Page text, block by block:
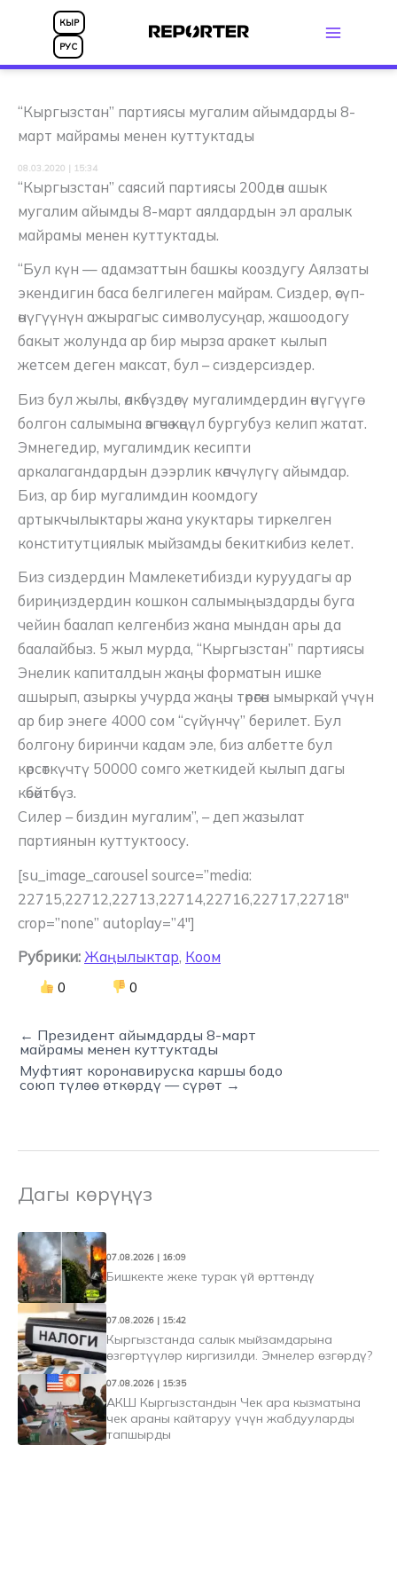
КЫР
РУС
“Кыргызстан” партиясы мугалим айымдарды 8-
март майрамы менен куттуктады
08.03.2020 | 15:34
“Кыргызстан” саясий партиясы 200дөн ашык
мугалим айымды 8-март аялдардын эл аралык
майрамы менен куттуктады.
“Бул күн — адамзаттын башкы кооздугу Аялзаты
экендигин баса белгилеген майрам. Сиздер, өсүп-
өнүгүүнүн ажырагыс символусуңар, жашоодогу
бакыт жолунда ар бир мырза аракет кылып
жетсем деген максат, бул – сиздерсиздер.
Биз бул жылы, өлкөбүздөгү мугалимдердин өнүгүүгө
болгон салымына өзгөчө көңүл бургубуз келип жатат.
Эмнегедир, мугалимдик кесипти
аркалагандардын дээрлик көпчүлүгү айымдар.
Биз, ар бир мугалимдин коомдогу
артыкчылыктары жана укуктары тиркелген
конститутциялык мыйзамды бекиткибиз келет.
Биз сиздердин Мамлекетибизди куруудагы ар
бириңиздердин кошкон салымыңыздарды буга
чейин баалап келгенбиз жана мындан ары да
баалайбыз. 5 жыл мурда, “Кыргызстан” партиясы
Энелик капиталдын жаңы форматын ишке
ашырып, азыркы учурда жаңы төрөгөн ымыркай үчүн
ар бир энеге 4000 сом “сүйүнчү” берилет. Бул
болгону биринчи кадам эле, биз албетте бул
көрсөткүчтү 50000 сомго жеткидей кылып дагы
көбөйтөбүз.
Силер – биздин мугалим”, – деп жазылат
партиянын куттуктоосу.
[su_image_carousel source=”media:
22715,22712,22713,22714,22716,22717,22718″
crop=”none” autoplay=”4″]
Рубрики: Жаңылыктар, Коом
0 0
← Президент айымдарды 8-март
майрамы менен куттуктады
Муфтият коронавируска каршы бодо
союп түлөө өткөрдү — сүрөт →
Дагы көрүңүз
07.08.2026 | 16:09
Бишкекте жеке турак үй өрттөндү
07.08.2026 | 15:42
Кыргызстанда салык мыйзамдарына
өзгөртүүлөр киргизилди. Эмнелер өзгөрдү?
07.08.2026 | 15:35
АКШ Кыргызстандын Чек ара кызматына
чек араны кайтаруу үчүн жабдууларды
тапшырды